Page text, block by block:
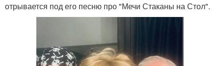
отрывается под его песню про "Мечи Стаканы на Стол".